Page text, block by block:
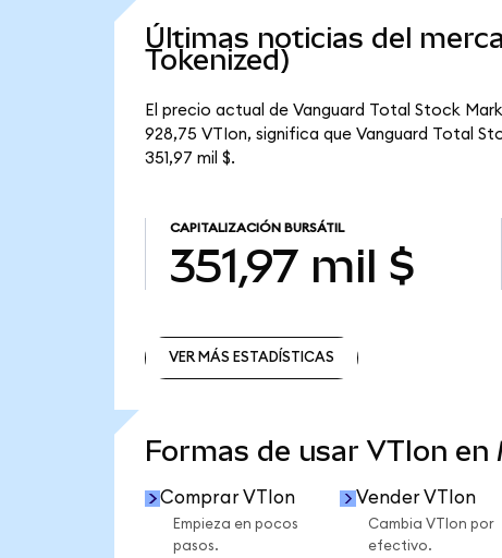
Últimas noticias del
Tokenized)
El precio actual de Vanguard Total Stock
928,75 VTIon, significa que Vanguard Total
351,97 mil $.
CAPITALIZACIÓN BURSÁTIL
351,97 mil $
VER MÁS ESTADÍSTICAS
Formas de usar VTIon en
Comprar VTIon
Empieza en pocos
pasos.
Vender VTIon
Cambia VTIon por
efectivo.